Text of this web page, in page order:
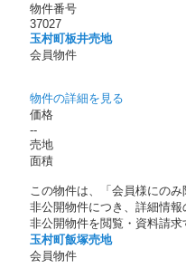
物件番号
37027
玉村町板井売地
会員物件
物件の詳細を見る
価格
--
売地
面積
この物件は、「会員様にの
非公開物件につき、詳細情
非公開物件を閲覧・資料請
玉村町飯塚売地
会員物件